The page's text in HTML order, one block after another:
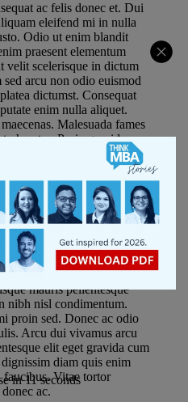
ac felis donec et. Dui
eleifend mi in nulla
Odio ut enim blandit
praesent elementum
velit scelerisque in dictum
arcu non odio euismod
dictumst. Consequat
enim nulla aliquet.
Malesuada fames
pharetra. Proin gravida
aliquet eget sit amet.
in ante metus dictum
vitae congue mauris
sed risus. Hac habitasse
Volutpat blandit aliquam
gravida. Ultricies tristique
elementum nibh
enim. Elementum
mauris pellentesque
nibh nisl condimentum.
proin sed. Donec ac odio
Arcu dui vivamus arcu
elit eget gravida cum
diam quis enim
faucibus. Vitae tortor
ac.
in11seconds